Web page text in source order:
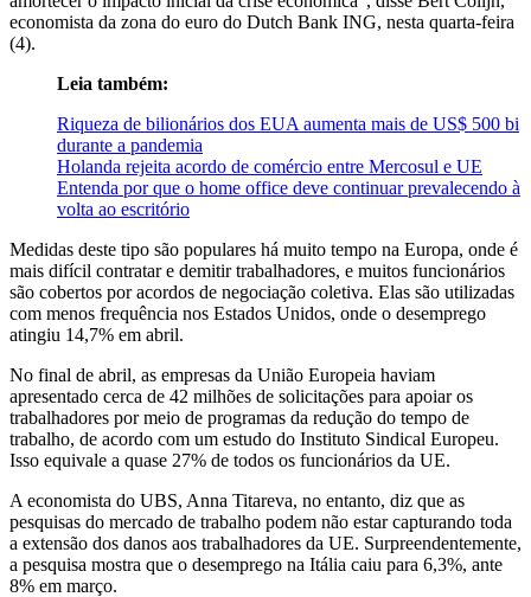
economista da zona do euro do Dutch Bank ING, nesta quarta-feira
(4).
Leia também:
Riqueza de bilionários dos EUA aumenta mais de US$ 500 bi
durante a pandemia
Holanda rejeita acordo de comércio entre Mercosul e UE
Entenda por que o home office deve continuar prevalecendo à
volta ao escritório
Medidas deste tipo são populares há muito tempo na Europa, onde é
mais difícil contratar e demitir trabalhadores, e muitos funcionários
são cobertos por acordos de negociação coletiva. Elas são utilizadas
com menos frequência nos Estados Unidos, onde o desemprego
atingiu 14,7% em abril.
No final de abril, as empresas da União Europeia haviam
apresentado cerca de 42 milhões de solicitações para apoiar os
trabalhadores por meio de programas da redução do tempo de
trabalho, de acordo com um estudo do Instituto Sindical Europeu.
Isso equivale a quase 27% de todos os funcionários da UE.
A economista do UBS, Anna Titareva, no entanto, diz que as
pesquisas do mercado de trabalho podem não estar capturando toda
a extensão dos danos aos trabalhadores da UE. Surpreendentemente,
a pesquisa mostra que o desemprego na Itália caiu para 6,3%, ante
8% em março.